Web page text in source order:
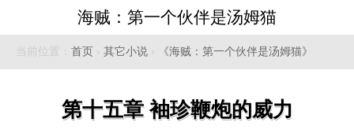
海贼：第一个伙伴是汤姆猫
当前位置： 首页 › 其它小说 › 《海贼：第一个伙伴是汤姆猫》
第十五章 袖珍鞭炮的威力